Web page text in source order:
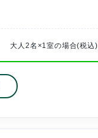
大人2名×1室の場合(税込)